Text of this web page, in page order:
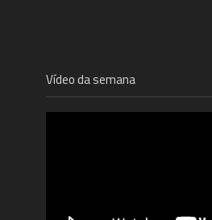
Vídeo da semana